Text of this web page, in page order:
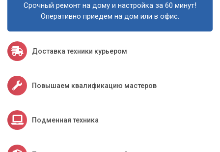
Срочный ремонт на дому и настройка за 60 минут!
Оперативно приедем на дом или в офис.
Доставка техники курьером
Повышаем квалификацию мастеров
Подменная техника